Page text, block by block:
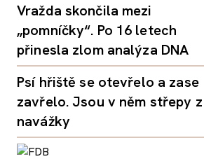
Vražda skončila mezi
„pomníčky“. Po 16 letech
přinesla zlom analýza DNA
Psí hřiště se otevřelo a zase
zavřelo. Jsou v něm střepy z
navážky